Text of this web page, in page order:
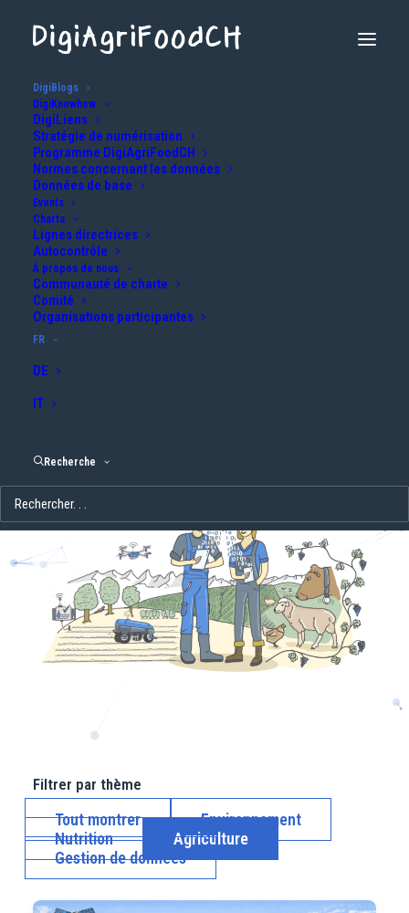
DigiBlogs
DigiKnowhow
DigiLiens
Stratégie de numérisation
Programme DigiAgriFoodCH
Normes concernant les données
Données de base
Events
Charta
Lignes directrices
Autocontrôle
À propos de nous
Communauté de charte
Comité
Organisations participantes
FR
DE
IT
Recherche
Numériser ensemble le
secteur agroalimentaire
suisse
La plateforme de communication
est à la disposition de tous les acteurs du secteur
agroalimentaire suisse et a pour but de promouvoir
Filtrer par thème
Tout montrer
Environnement
Nutrition
Agriculture
Gestion de données